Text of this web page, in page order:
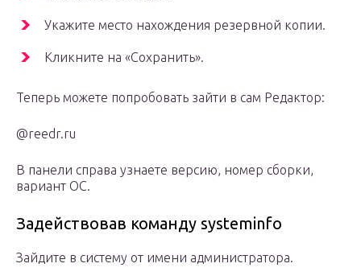
Укажите место нахождения резервной копии.
Кликните на «Сохранить».
Теперь можете попробовать зайти в сам Редактор:
@reedr.ru
В панели справа узнаете версию, номер сборки,
вариант ОС.
Задействовав команду systeminfo
Зайдите в систему от имени администратора.